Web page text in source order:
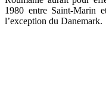
1980 entre Saint-Marin
l’exception du Danemark.